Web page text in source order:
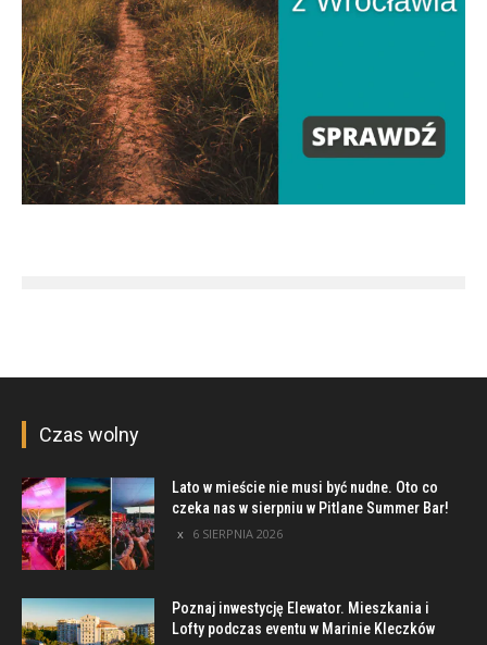
Czas wolny
Lato w mieście nie musi być nudne. Oto co
czeka nas w sierpniu w Pitlane Summer Bar!
6 SIERPNIA 2026
Poznaj inwestycję Elewator. Mieszkania i
Lofty podczas eventu w Marinie Kleczków